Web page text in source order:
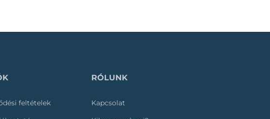
feltételek
RÓLUNK
Kapcsolat